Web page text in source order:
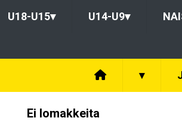
U18-U15▾ U14-U9▾
▾
Ei lomakkeita